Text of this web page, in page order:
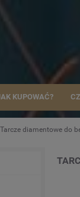
KUPOWAĆ?
Tarcze diamentowe do